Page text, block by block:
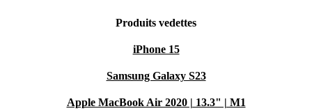
Produits vedettes
iPhone 15
Samsung Galaxy S23
Apple MacBook Air 2020 | 13.3" | M1